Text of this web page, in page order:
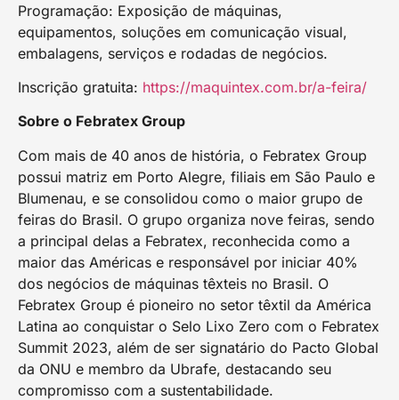
Programação: Exposição de máquinas,
equipamentos, soluções em comunicação visual,
embalagens, serviços e rodadas de negócios.
Inscrição gratuita: https://maquintex.com.br/a-feira/
Sobre o Febratex Group
Com mais de 40 anos de história, o Febratex Group
possui matriz em Porto Alegre, filiais em São Paulo e
Blumenau, e se consolidou como o maior grupo de
feiras do Brasil. O grupo organiza nove feiras, sendo
a principal delas a Febratex, reconhecida como a
maior das Américas e responsável por iniciar 40%
dos negócios de máquinas têxteis no Brasil. O
Febratex Group é pioneiro no setor têxtil da América
Latina ao conquistar o Selo Lixo Zero com o Febratex
Summit 2023, além de ser signatário do Pacto Global
da ONU e membro da Ubrafe, destacando seu
compromisso com a sustentabilidade.